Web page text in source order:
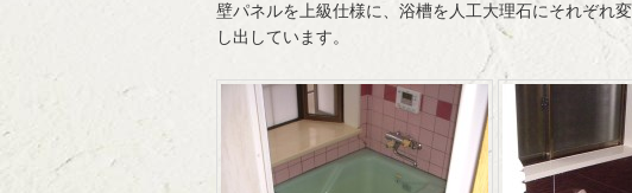
壁パネルを上級仕様に、浴槽を人工大理石にそれぞれ
し出しています。